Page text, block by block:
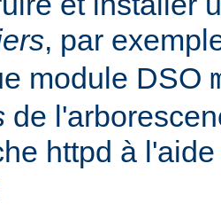
, par
module DSO
de
httpd à